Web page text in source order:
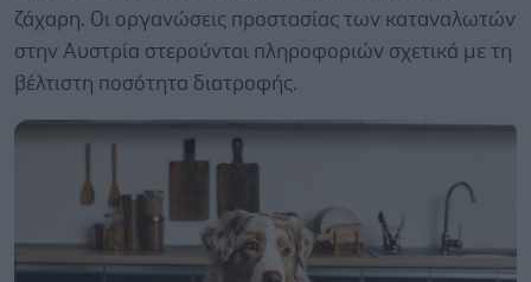
ζάχαρη. Οι οργανώσεις προστασίας των καταναλωτών
στην Αυστρία στερούνται πληροφοριών σχετικά με τη
βέλτιστη ποσότητα διατροφής.